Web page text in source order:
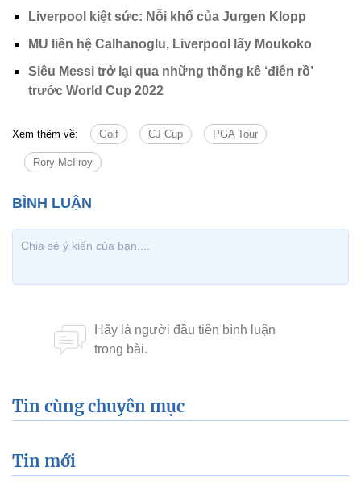
Liverpool kiệt sức: Nỗi khổ của Jurgen Klopp
MU liên hệ Calhanoglu, Liverpool lấy Moukoko
Siêu Messi trở lại qua những thống kê ‘điên rồ’
trước World Cup 2022
Xem thêm về: Golf CJ Cup PGA Tour
Rory McIlroy
Tin cùng chuyên mục
Tin mới